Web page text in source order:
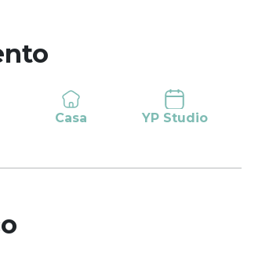
Casa YP Studio